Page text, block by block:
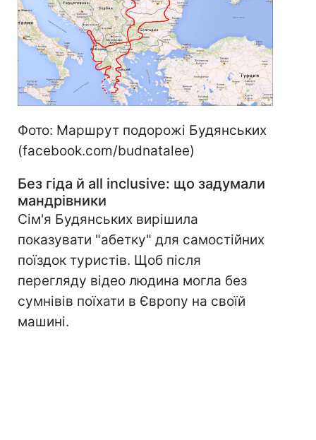
Фото: Маршрут подорожі Будянських
(facebook.com/budnatalee)
Без гіда й all inclusive: що задумали
мандрівники
Сім'я Будянських вирішила
показувати "абетку" для самостійних
поїздок туристів. Щоб після
перегляду відео людина могла без
сумнівів поїхати в Європу на своїй
машині.